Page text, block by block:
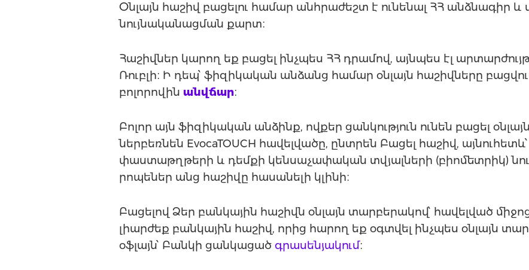
Օնլայն հաշիվ բացելու համար անհրաժեշտ է ունենալ ՀՀ անձնագիր
նույնականացման քարտ։
Հաշիվներ կարող եք բացել ինչպես ՀՀ դրամով, այնպես էլ
Ռուբլի։ Ի դեպ՝ ֆիզիկական անձանց համար օնլայն հաշիվները
բոլորովին անվճար։
Բոլոր այն ֆիզիկական անձինք, ովքեր ցանկություն ունեն բացել
ներբեռնեն EvocaTOUCH հավելվածը, ընտրեն Բացել հաշիվ,
փաստաթղթերի և դեմքի կենսաչափական տվյալների (բիոմետրիկ)
րոպեներ անց հաշիվը հասանելի կլինի։
Բացելով Ձեր բանկային հաշիվն օնլայն տարբերակով՝ հավելված
լիարժեք բանկային հաշիվ, որից հարող եք օգտվել ինչպես օնլայն
օֆլայն՝ Բանկի ցանկացած գրասենյակում։